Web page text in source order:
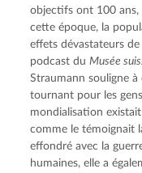
objectifs ont 100 ans,
cette époque, la
effets dévastateurs
podcast du Musée
Straumann souligne
tournant pour les
mondialisation
comme le témoignait
effondré avec la
humaines, elle a